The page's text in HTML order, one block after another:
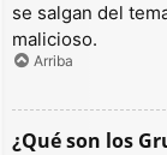
se salgan del
malicioso.
Arriba
¿Qué son los